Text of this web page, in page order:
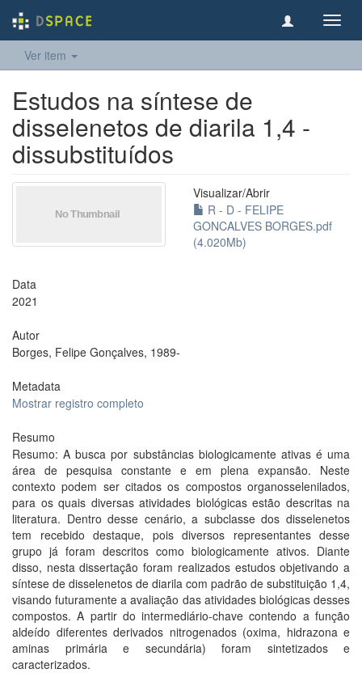
Ver item
Estudos na síntese de
disselenetos de diarila 1,4 -
dissubstituídos
Visualizar/Abrir
R - D - FELIPE
GONCALVES BORGES.pdf
(4.020Mb)
Data
2021
Autor
Borges, Felipe Gonçalves, 1989-
Metadata
Mostrar registro completo
Resumo
Resumo: A busca por substâncias biologicamente ativas é uma
área de pesquisa constante e em plena expansão. Neste
contexto podem ser citados os compostos organosselenilados,
para os quais diversas atividades biológicas estão descritas na
literatura. Dentro desse cenário, a subclasse dos disselenetos
tem recebido destaque, pois diversos representantes desse
grupo já foram descritos como biologicamente ativos. Diante
disso, nesta dissertação foram realizados estudos objetivando a
síntese de disselenetos de diarila com padrão de substituição 1,4,
visando futuramente a avaliação das atividades biológicas desses
compostos. A partir do intermediário-chave contendo a função
aldeído diferentes derivados nitrogenados (oxima, hidrazona e
aminas primária e secundária) foram sintetizados e
caracterizados.